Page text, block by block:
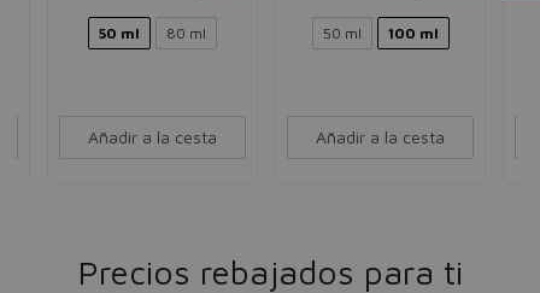
50 ml 80 ml
Añadir a la cesta
50 ml 100 ml
Añadir a la cesta
Precios rebajados para ti